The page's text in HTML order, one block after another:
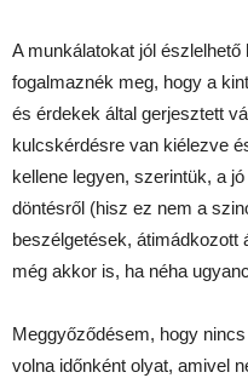
A munkálatokat jól
fogalmaznék meg, hogy a
és érdekek által gerjesztett
kulcskérdésre van kiélezve
kellene legyen, szerintük, a
döntésről (hisz ez nem a
beszélgetések, átimádkozott
még akkor is, ha néha
Meggyőződésem, hogy
volna időnként olyat, amivel